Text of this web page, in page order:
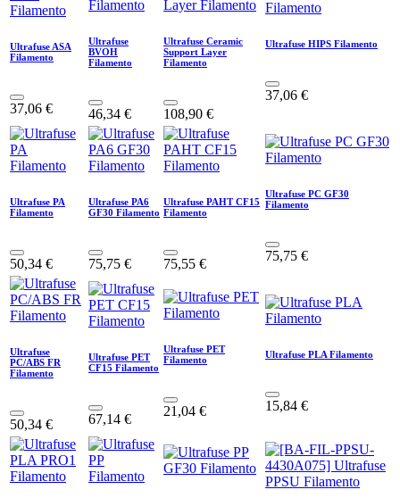
Ultrafuse ASA
Filamento
37,06 €
Ultrafuse
BVOH
Filamento
46,34 €
Ultrafuse Ceramic
Support Layer
Filamento
108,90 €
Ultrafuse HIPS Filamento
37,06 €
Ultrafuse PA
Filamento
50,34 €
Ultrafuse PA6
GF30 Filamento
75,75 €
Ultrafuse PAHT CF15
Filamento
75,55 €
Ultrafuse PC GF30
Filamento
75,75 €
Ultrafuse
PC/ABS FR
Filamento
50,34 €
Ultrafuse PET
CF15 Filamento
67,14 €
Ultrafuse PET
Filamento
21,04 €
Ultrafuse PLA Filamento
15,84 €